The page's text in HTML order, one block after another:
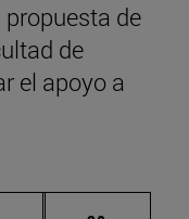
propuesta de
de
el apoyo a